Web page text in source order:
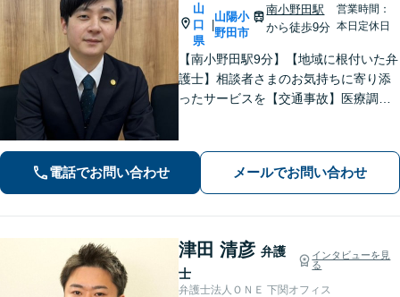
山
口
県
山陽小
野田市
南小野田駅
から徒歩9分
営業時間：
本日定休日
【南小野田駅9分】【地域に根付いた弁
護士】相談者さまのお気持ちに寄り添
ったサービスを【交通事故】医療調査
実調査と判例をリサーチし、不公平感
のない相続を実現【WEB面談】
電話でお問い合わせ メールでお問い合わせ
津田 清彦 弁護
士
インタビューを見
る
弁護士法人ＯＮＥ 下関オフィス